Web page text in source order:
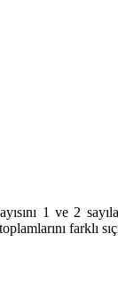
1 ve 2
farklı